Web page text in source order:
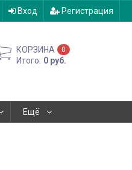
Вход Регистрация
КОРЗИНА 0
Итого: 0 руб.
Ещё